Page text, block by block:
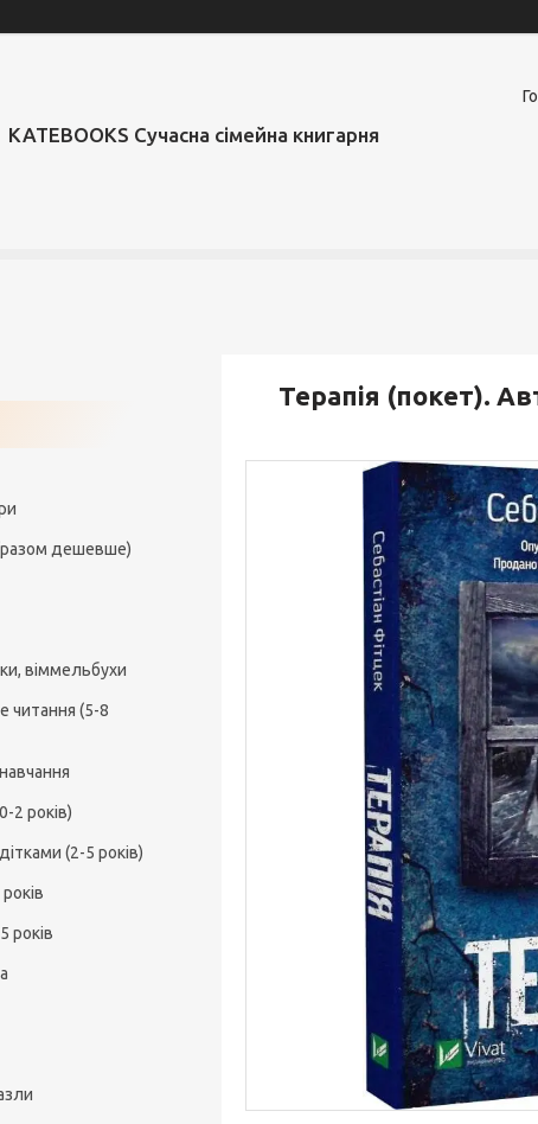
KATEBOOKS Сучасна сімейна книгарня
Терапія (покет).
дешевше)
віммельбухи
читання (5-8
2 років)
(2-5 років)
років